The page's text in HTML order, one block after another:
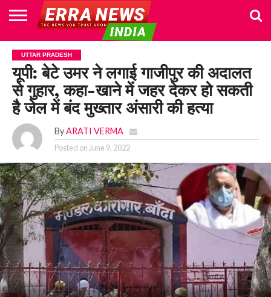
HOME
POLITICS
NEWS
BUSINESS
CULTURE
NATIONAL
SPORTS
LIFESTYLE
TRAVEL
OPINION
BREAKING
NEWS
ENTERTAINMENT
WORLD
CRIME
JOIN
US
UTTAR PRADESH
यूपी: बेटे उमर ने लगाई गाजीपुर की अदालत
से गुहार, कहा-खाने में जहर देकर हो सकती
है जेल में बंद मुख्तार अंसारी की हत्या
By ARATI VERMA
Posted on June 9, 2022